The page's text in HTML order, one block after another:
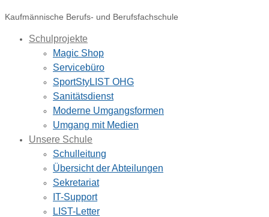
Kaufmännische Berufs- und Berufsfachschule
Schulprojekte
Magic Shop
Servicebüro
SportStyLIST OHG
Sanitätsdienst
Moderne Umgangsformen
Umgang mit Medien
Unsere Schule
Schulleitung
Übersicht der Abteilungen
Sekretariat
IT-Support
LIST-Letter